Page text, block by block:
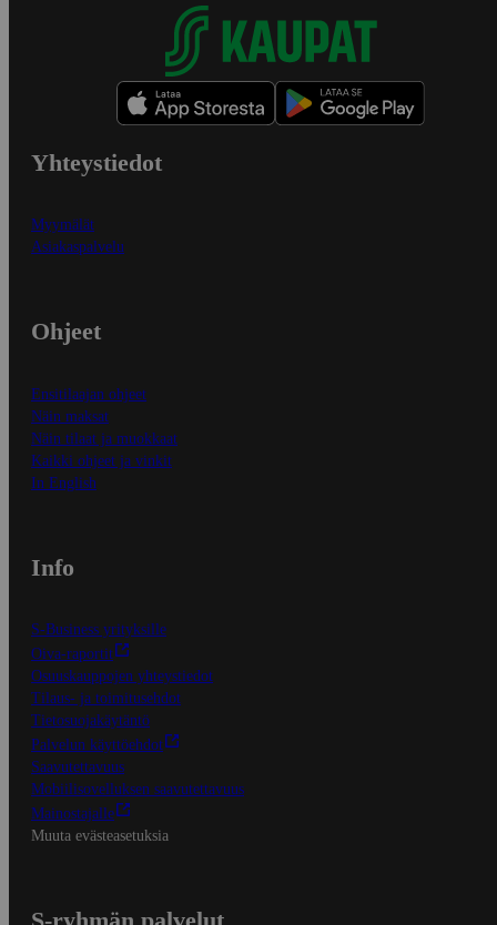
Yhteystiedot
Myymälät
Asiakaspalvelu
Ohjeet
Ensitilaajan ohjeet
Näin maksat
Näin tilaat ja muokkaat
Kaikki ohjeet ja vinkit
In English
Info
S-Business yrityksille
Oiva-raportit
Osuuskauppojen yhteystiedot
Tilaus- ja toimitusehdot
Tietosuojakäytäntö
Palvelun käyttöehdot
Saavutettavuus
Mobiilisovelluksen saavutettavuus
Mainostajalle
Muuta evästeasetuksia